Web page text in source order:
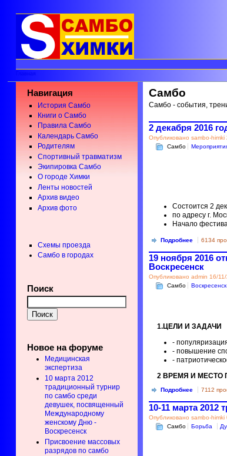
Навигация
История Самбо
Книги о Самбо
Правила Самбо
Календарь Самбо
Родителям
Спортивный травматизм
Экипировка Самбо
О городе Химки
Ленты новостей
Архив видео
Архив фото
Схемы проезда
Самбо в городах
Поиск
Новое на форуме
Медицинская
экспертиза
10 марта 2012
традиционный турнир
по самбо среди
девушек, посвященный
Международному
женскому Дню -
Воскресенск
Присвоение массовых
разрядов по самбо
Самбо
Самбо - события,
2 декабря 2016
Опубликовано sambo-
Самбо
Состоится 2
по адресу г.
Начало
Подробнее 6134
19 ноября 2016
Воскресенск
Опубликовано admin 16/
Самбо
Воскресенск
1.ЦЕЛИ И ЗАДАЧИ
-
- повышение
-
2 ВРЕМЯ И МЕСТО
Подробнее 7112
10-11 марта 2012
Опубликовано sambo-
Самбо
Борьба